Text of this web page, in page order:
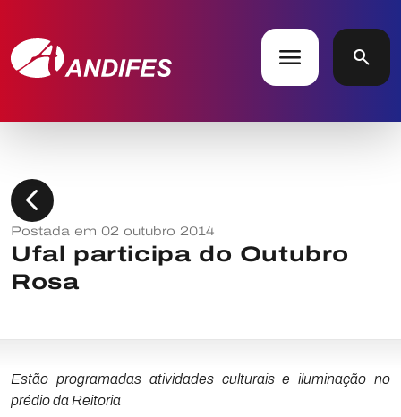
menu search
chevron_left
Postada em 02 outubro 2014
Ufal participa do Outubro
Rosa
Estão programadas atividades culturais e iluminação no
prédio da Reitoria